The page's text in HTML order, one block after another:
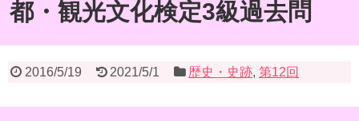
都・観光文化検定3級過去問
2016/5/19 2021/5/1 歴史・史跡,第12回